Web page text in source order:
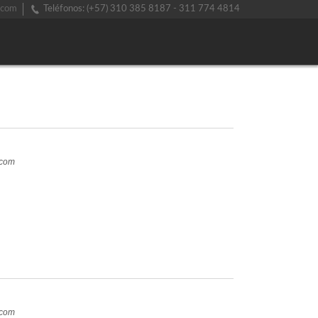
Teléfonos: (+57) 310 385 8187 - 311 774 4814